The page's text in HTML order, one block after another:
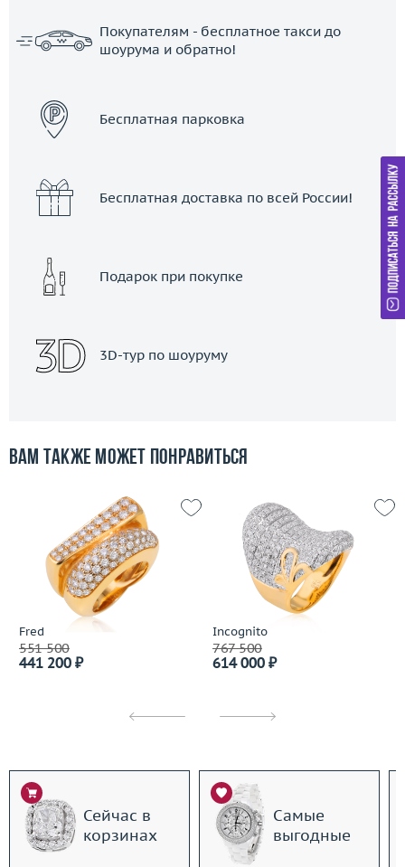
Покупателям - бесплатное такси до
шоурума и обратно!
Бесплатная парковка
Бесплатная доставка по всей России!
Подарок при покупке
3D-тур по шоуруму
Вам также может понравиться
Fred
551 500
441 200 ₽
Incognito
767 500
614 000 ₽
Сейчас в
корзинах
Самые
выгодные